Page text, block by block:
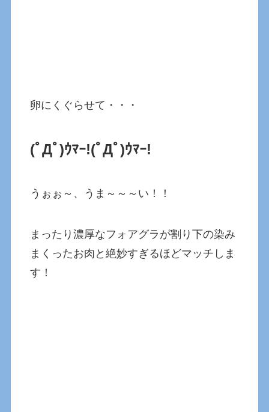
卵にくぐらせて・・・
(ﾟДﾟ)ｳﾏｰ!(ﾟДﾟ)ｳﾏｰ!
うぉぉ～、うま～～～い！！
まったり濃厚なフォアグラが割り下の染み
まくったお肉と絶妙すぎるほどマッチしま
す！